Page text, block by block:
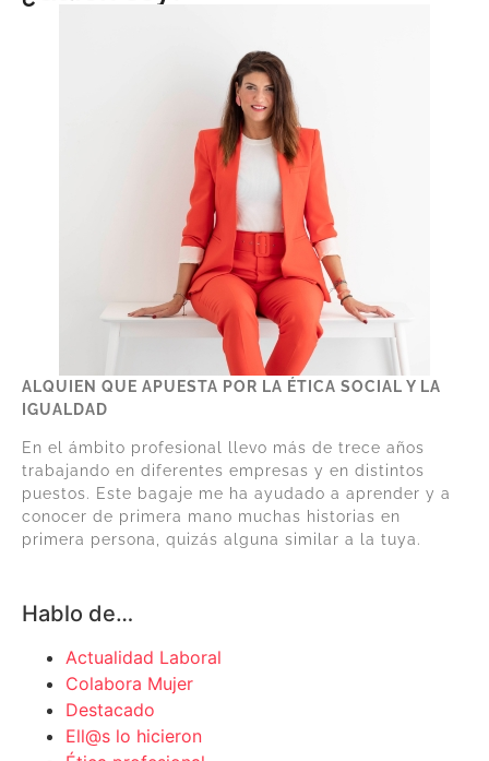
ALQUIEN QUE APUESTA POR LA ÉTICA SOCIAL Y LA
IGUALDAD
En el ámbito profesional llevo más de trece años
trabajando en diferentes empresas y en distintos
puestos. Este bagaje me ha ayudado a aprender y a
conocer de primera mano muchas historias en
primera persona, quizás alguna similar a la tuya.
Hablo de…
Actualidad Laboral
Colabora Mujer
Destacado
Ell@s lo hicieron